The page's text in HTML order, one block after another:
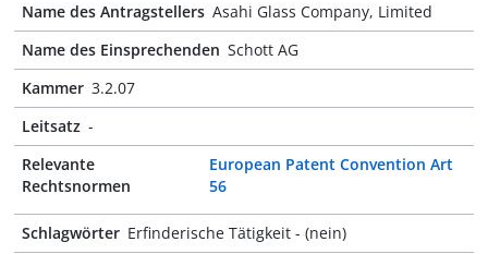
Name des Antragstellers Asahi Glass Company, Limited
Name des Einsprechenden Schott AG
Kammer 3.2.07
Leitsatz -
Relevante
Rechtsnormen
European Patent Convention Art
56
Schlagwörter Erfinderische Tätigkeit - (nein)